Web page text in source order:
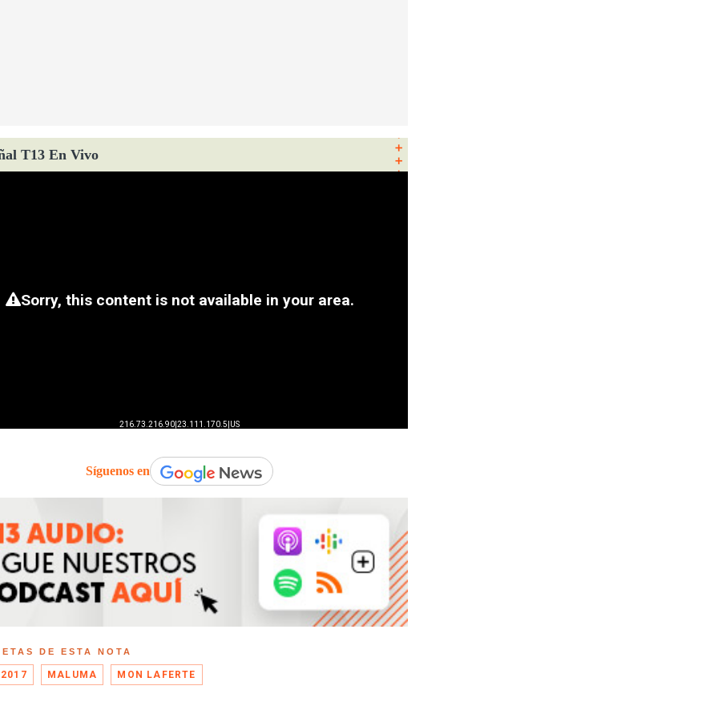
T13 En Vivo
Síguenos en
DE ESTA NOTA
MALUMA MON LAFERTE